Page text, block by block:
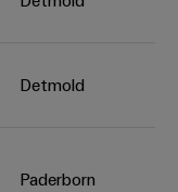
Detmold
Paderborn